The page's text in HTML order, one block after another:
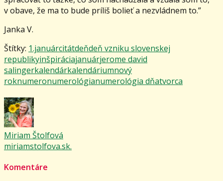
v obave, že ma to bude príliš bolieť a nezvládnem to.”
Janka V.
Štítky: 1.januárcitátdeňdeň vzniku slovenskej
republikyinšpiráciajanuárjerome david
salingerkalendárkalendáriumnový
roknumeronumerológianumerológia dňatvorca
Miriam Štolfová
miriamstolfova.sk.
Komentáre